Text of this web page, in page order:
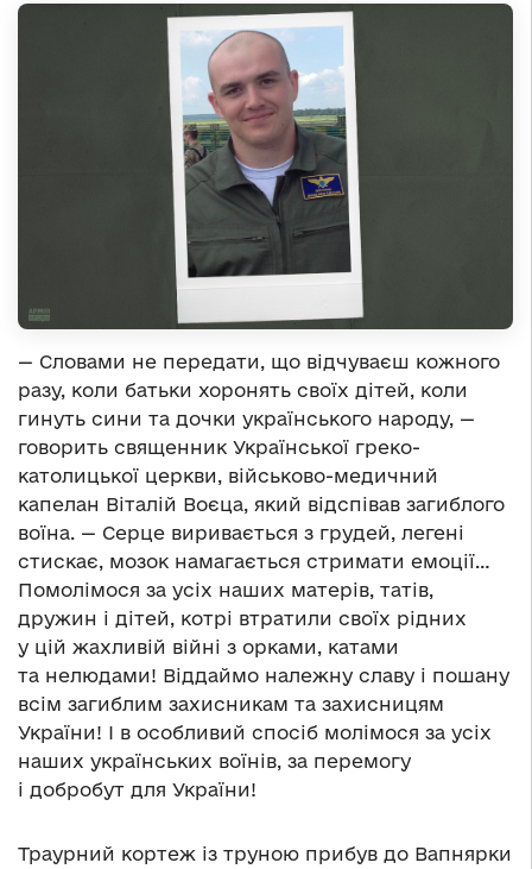
— Словами не передати, що відчуваєш кожного
разу, коли батьки хоронять своїх дітей, коли
гинуть сини та дочки українського народу, —
говорить священник Української греко-
католицької церкви, військово-медичний
капелан Віталій Воєца, який відспівав загиблого
воїна. — Серце виривається з грудей, легені
стискає, мозок намагається стримати емоції…
Помолімося за усіх наших матерів, татів,
дружин і дітей, котрі втратили своїх рідних
у цій жахливій війні з орками, катами
та нелюдами! Віддаймо належну славу і пошану
всім загиблим захисникам та захисницям
України! І в особливий спосіб молімося за усіх
наших українських воїнів, за перемогу
і добробут для України!
Траурний кортеж із труною прибув до Вапнярки